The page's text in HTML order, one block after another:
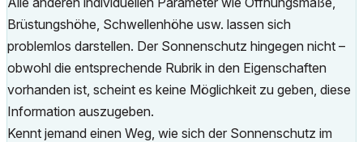
Brüstungshöhe, Schwellenhöhe usw. lassen sich
problemlos darstellen. Der Sonnenschutz hingegen nicht –
obwohl die entsprechende Rubrik in den Eigenschaften
vorhanden ist, scheint es keine Möglichkeit zu geben, diese
Information auszugeben.
Kennt jemand einen Weg, wie sich der Sonnenschutz im